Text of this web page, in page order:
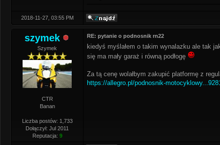
2018-11-27, 03:55 PM
szymek
Szymek
CTR
Banan
Liczba postów: 1,733
Dołączył: Jul 2011
Reputacja: 9
RE: pytanie o podnosnik rn22
kiedyś myślałem o takim wynalazku ale tak
się ma mały garaż i równą podłogę
Za tą cenę wolałbym zakupić platformę z
https://allegro.pl/podnosnik-